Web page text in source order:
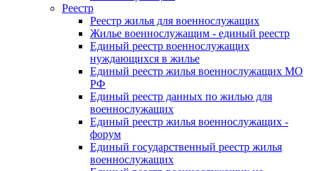
Реестр
Реестр жилья для военнослужащих
Жилье военнослужащим - единый реестр
Единый реестр военнослужащих
нуждающихся в жилье
Единый реестр жилья военнослужащих МО
РФ
Единый реестр данных по жилью для
военнослужащих
Единый реестр жилья военнослужащих -
форум
Единый государственный реестр жилья
военнослужащих